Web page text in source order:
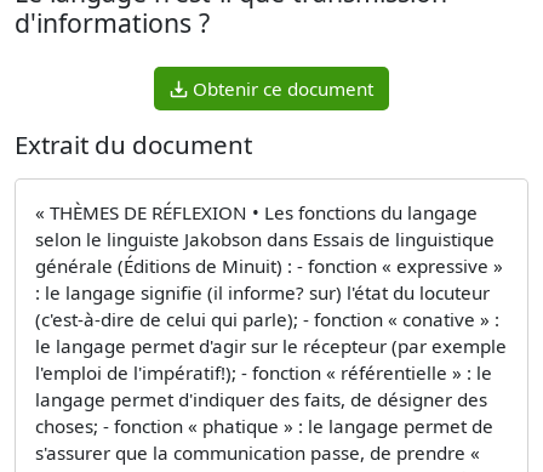
d'informations ?
Obtenir ce document
Extrait du document
« THÈMES DE RÉFLEXION • Les fonctions du langage
selon le linguiste Jakobson dans Essais de linguistique
générale (Éditions de Minuit) : - fonction « expressive »
: le langage signifie (il informe? sur) l'état du locuteur
(c'est-à-dire de celui qui parle); - fonction « conative » :
le langage permet d'agir sur le récepteur (par exemple
l'emploi de l'impératif!); - fonction « référentielle » : le
langage permet d'indiquer des faits, de désigner des
choses; - fonction « phatique » : le langage permet de
s'assurer que la communication passe, de prendre «